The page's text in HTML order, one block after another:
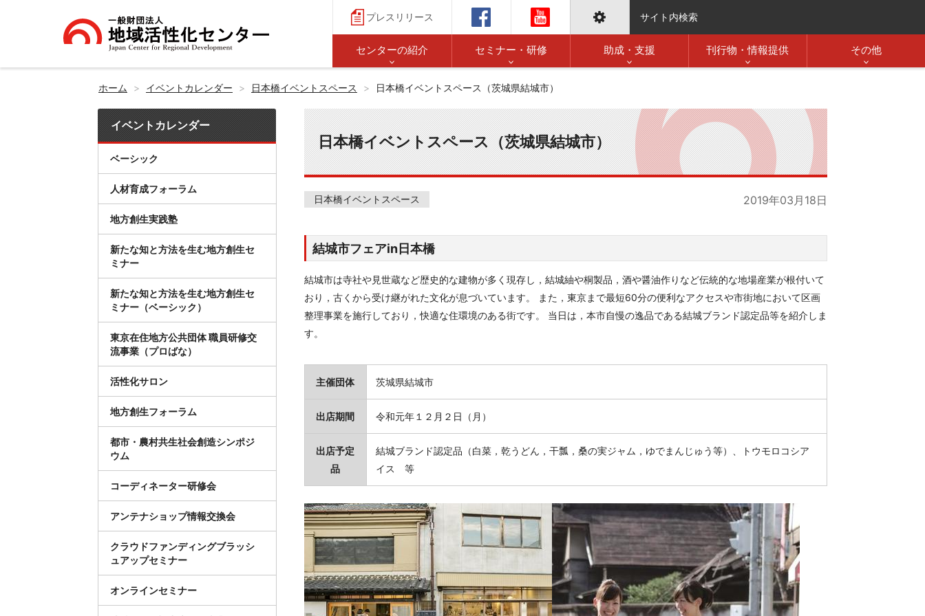
プレスリリース サイト内検索
センターの紹介 セミナー・研修 助成・支援 刊行物・情報提供 その他
ホーム イベントカレンダー 日本橋イベントスペース 日本橋イベントスペース（茨城県結城市）
日本橋イベントスペース（茨城県結城市）
日本橋イベントスペース 2019年03月18日
結城市フェアin日本橋
結城市は寺社や見世蔵など歴史的な建物が多く現存し，結城紬や桐製品，酒や醤油作りなど伝統的な地場産業が根付いて
おり，古くから受け継がれた文化が息づいています。 また，東京まで最短60分の便利なアクセスや市街地において区画
整理事業を施行しており，快適な住環境のある街です。 当日は，本市自慢の逸品である結城ブランド認定品等を紹介しま
す。
主催団体 茨城県結城市
出店期間 令和元年１２月２日（月）
出店予定
品
結城ブランド認定品（白菜，乾うどん，干瓢，桑の実ジャム，ゆでまんじゅう等）、トウモロコシア
イス 等
イベントカレンダー
ベーシック
人材育成フォーラム
地方創生実践塾
新たな知と方法を生む地方創生セ
ミナー
新たな知と方法を生む地方創生セ
ミナー（ベーシック）
東京在住地方公共団体 職員研修交
流事業（プロばな）
活性化サロン
地方創生フォーラム
都市・農村共生社会創造シンポジ
ウム
コーディネーター研修会
アンテナショップ情報交換会
クラウドファンディングブラッシ
ュアップセミナー
オンラインセミナー